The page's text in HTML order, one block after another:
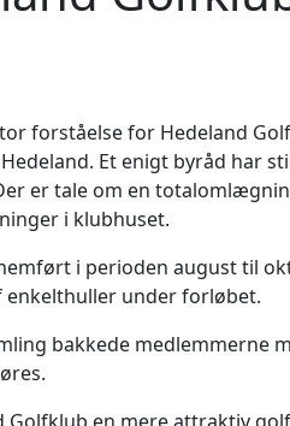
forståelse for Hedeland
Et enigt byråd har
er tale om en
i klubhuset.
i perioden august til
under forløbet.
bakkede medlemmerne